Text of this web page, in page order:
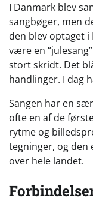
I Danmark blev
sangbøger, men
den blev optaget i
være en
stort skridt. Det
handlinger. I dag
Sangen har en
ofte en af de
rytme og
tegninger, og den
over hele landet.